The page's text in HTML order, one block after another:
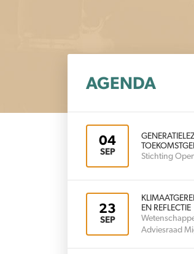
AGENDA
04
SEP
Stichting
23
SEP
EN REFLECTIE
Adviesraad